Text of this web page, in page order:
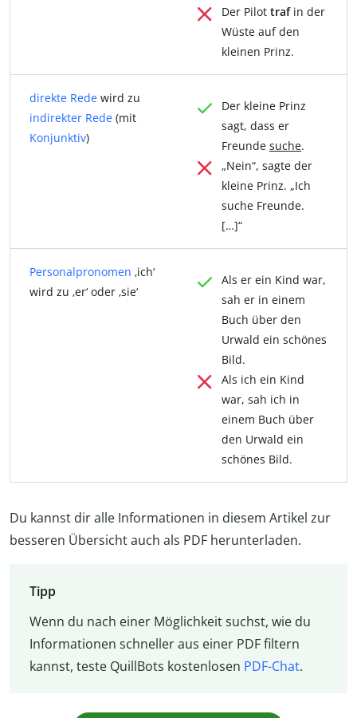
Der Pilot traf in der
Wüste auf den
kleinen Prinz.
direkte Rede wird zu
indirekter Rede (mit
Konjunktiv)
Der kleine Prinz
sagt, dass er
Freunde suche.
„Nein“, sagte der
kleine Prinz. „Ich
suche Freunde.
[…]“
Personalpronomen ‚ich‘
wird zu ‚er‘ oder ‚sie‘
Als er ein Kind war,
sah er in einem
Buch über den
Urwald ein schönes
Bild.
Als ich ein Kind
war, sah ich in
einem Buch über
den Urwald ein
schönes Bild.
Du kannst dir alle Informationen in diesem Artikel zur
besseren Übersicht auch als PDF herunterladen.
Tipp
Wenn du nach einer Möglichkeit suchst, wie du
Informationen schneller aus einer PDF filtern
kannst, teste QuillBots kostenlosen PDF-Chat.